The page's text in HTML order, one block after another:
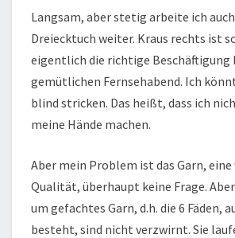
Langsam, aber stetig arbeite ich
Dreiecktuch weiter. Kraus rechts ist
eigentlich die richtige Beschäftigung
gemütlichen Fernsehabend. Ich
blind stricken. Das heißt, dass ich
meine Hände machen.
Aber mein Problem ist das Garn,
Qualität, überhaupt keine Frage.
um gefachtes Garn, d.h. die 6 Fäden,
besteht, sind nicht verzwirnt. Sie